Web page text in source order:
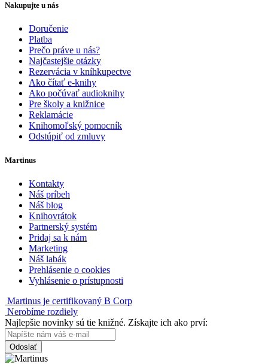
Nakupujte u nás
Doručenie
Platba
Prečo práve u nás?
Najčastejšie otázky
Rezervácia v kníhkupectve
Ako čítať e-knihy
Ako počúvať audioknihy
Pre školy a knižnice
Reklamácie
Knihomoľský pomocník
Odstúpiť od zmluvy
Martinus
Kontakty
Náš príbeh
Náš blog
Knihovrátok
Partnerský systém
Pridaj sa k nám
Marketing
Náš labák
Prehlásenie o cookies
Vyhlásenie o prístupnosti
Martinus je certifikovaný B Corp
Nerobíme rozdiely
Najlepšie novinky sú tie knižné. Získajte ich ako prví:
Odoslať